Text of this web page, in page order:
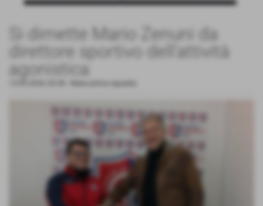
Si dimette Mario Zenuni da
direttore sportivo dell'attività
agonistica